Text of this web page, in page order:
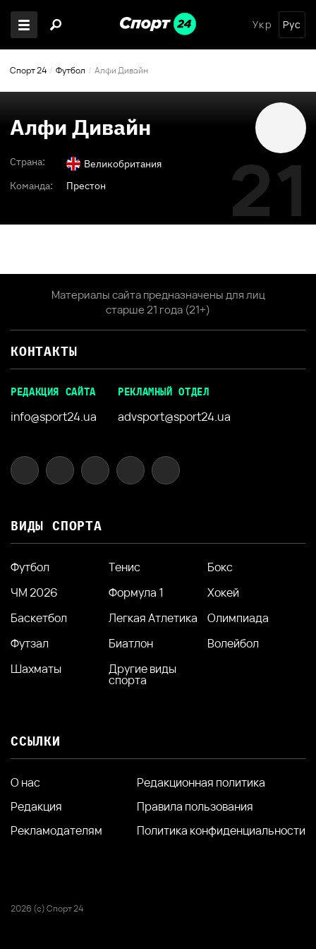
Укр Рус
Спорт 24 Футбол Алфи Дивайн
Алфи Дивайн
Страна:
Великобритания
Команда:
Престон 21
Материалы сайта предназначены для лиц
старше 21 года (21+)
КОНТАКТЫ
РЕДАКЦИЯ САЙТА
info@sport24.ua
РЕКЛАМНЫЙ ОТДЕЛ
advsport@sport24.ua
ВИДЫ СПОРТА
Футбол Тенис
Бокс
ЧМ 2026
Формула 1
Хокей
Баскетбол
Легкая Атлетика
Олимпиада
Футзал
Биатлон
Волейбол
Шахматы
Другие виды
спорта
ССЫЛКИ
О нас
Редакция
Рекламодателям
Редакционная политика
Правила пользования
Политика конфиденциальности
2026 (с) Спорт 24